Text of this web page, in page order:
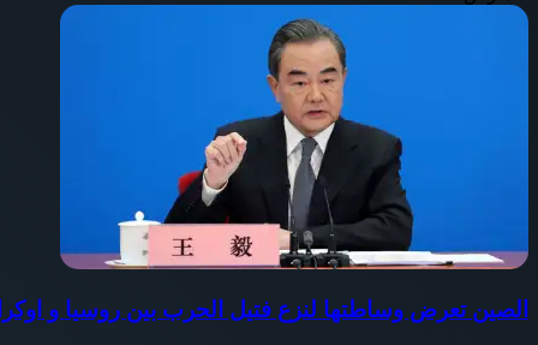
الصين تعرض وساطتها لنزع فتيل الحرب بين روسيا و